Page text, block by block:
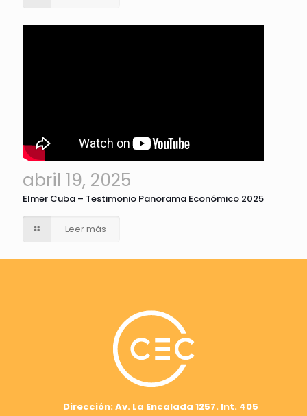
abril 19, 2025
Elmer Cuba – Testimonio Panorama Económico 2025
Leer más
Dirección: Av. La Encalada 1257. Int. 405